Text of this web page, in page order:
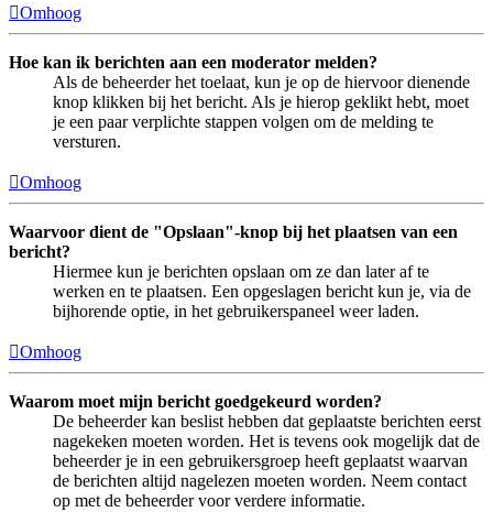
Omhoog
Hoe kan ik berichten aan een moderator melden?
Als de beheerder het toelaat, kun je op de hiervoor dienende
knop klikken bij het bericht. Als je hierop geklikt hebt, moet
je een paar verplichte stappen volgen om de melding te
versturen.
Omhoog
Waarvoor dient de "Opslaan"-knop bij het plaatsen van een
bericht?
Hiermee kun je berichten opslaan om ze dan later af te
werken en te plaatsen. Een opgeslagen bericht kun je, via de
bijhorende optie, in het gebruikerspaneel weer laden.
Omhoog
Waarom moet mijn bericht goedgekeurd worden?
De beheerder kan beslist hebben dat geplaatste berichten eerst
nagekeken moeten worden. Het is tevens ook mogelijk dat de
beheerder je in een gebruikersgroep heeft geplaatst waarvan
de berichten altijd nagelezen moeten worden. Neem contact
op met de beheerder voor verdere informatie.